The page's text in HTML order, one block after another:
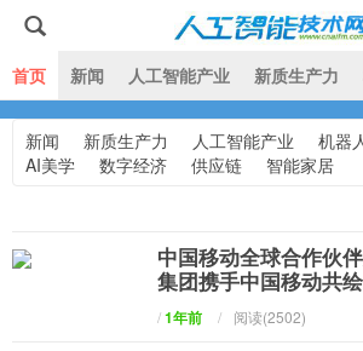
人工智能技术网
首页 新闻 人工智能产业 新质生产力
新闻 新质生产力 人工智能产业 机器
AI美学
数字经济 供应链 智能家居
中国移动全球合作伙
集团携手中国移动共
/1年前 / 阅读(2502)